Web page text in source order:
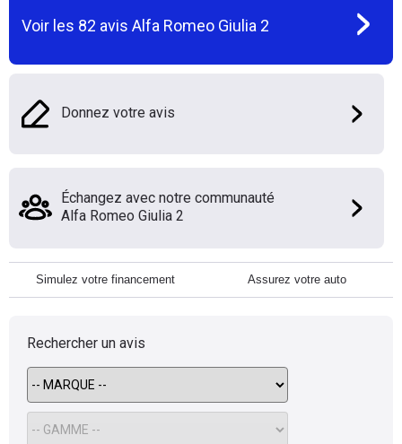
Voir les 82 avis Alfa Romeo Giulia 2
Donnez votre avis
Échangez avec notre communauté
Alfa Romeo Giulia 2
Simulez votre financement Assurez votre auto
Rechercher un avis